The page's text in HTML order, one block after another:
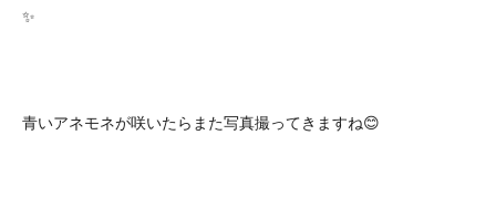
✨
青いアネモネが咲いたらまた写真撮ってきますね😊